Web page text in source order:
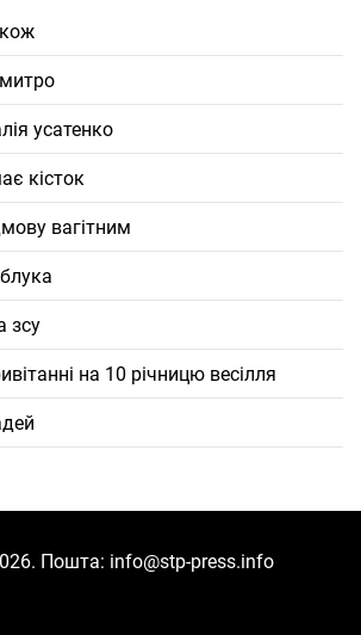
усатенко
кісток
вагітним
зсу
на 10 річницю весілля
Пошта: info@stp-press.info